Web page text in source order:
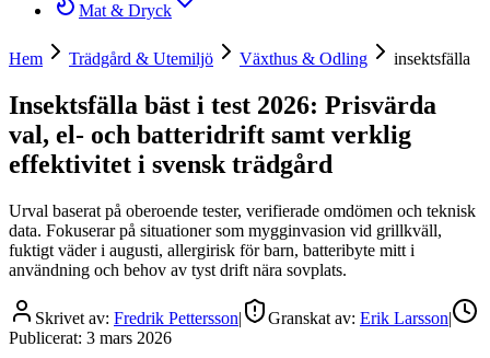
Mat & Dryck
Hem Trädgård & Utemiljö Växthus & Odling insektsfälla
Insektsfälla bäst i test 2026: Prisvärda
val, el- och batteridrift samt verklig
effektivitet i svensk trädgård
Urval baserat på oberoende tester, verifierade omdömen och teknisk
data. Fokuserar på situationer som mygginvasion vid grillkväll,
fuktigt väder i augusti, allergirisk för barn, batteribyte mitt i
användning och behov av tyst drift nära sovplats.
Skrivet av: Fredrik Pettersson| Granskat av: Erik Larsson|
Publicerat: 3 mars 2026